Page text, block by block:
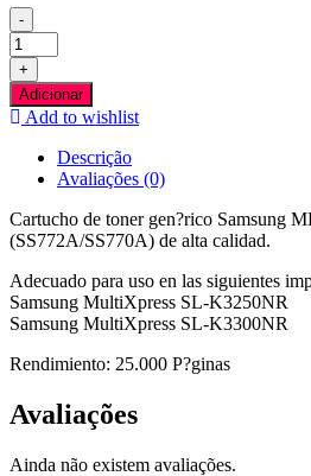
-
Quantidade
de
Samsung
MLT-
D704S
Compativel
+
Adicionar
Add to wishlist
Descrição
Avaliações (0)
Cartucho de toner gen?rico Samsung
(SS772A/SS770A) de alta calidad.
Adecuado para uso en las siguientes
Samsung MultiXpress SL-K3250NR
Samsung MultiXpress SL-K3300NR
Rendimiento: 25.000 P?ginas
Avaliações
Ainda não existem avaliações.